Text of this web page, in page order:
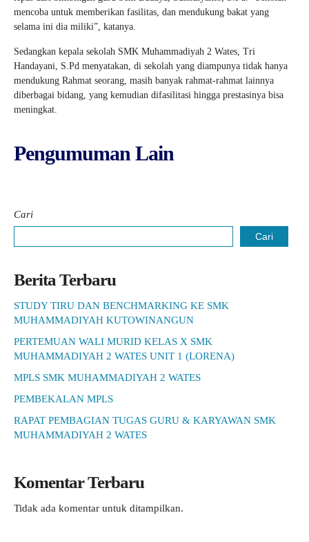
mencoba untuk memberikan fasilitas, dan mendukung bakat yang
selama ini dia miliki”, katanya.
Sedangkan kepala sekolah SMK Muhammadiyah 2 Wates, Tri
Handayani, S.Pd menyatakan, di sekolah yang diampunya tidak hanya
mendukung Rahmat seorang, masih banyak rahmat-rahmat lainnya
diberbagai bidang, yang kemudian difasilitasi hingga prestasinya bisa
meningkat.
Pengumuman Lain
Cari
Cari
Berita Terbaru
STUDY TIRU DAN BENCHMARKING KE SMK
MUHAMMADIYAH KUTOWINANGUN
PERTEMUAN WALI MURID KELAS X SMK
MUHAMMADIYAH 2 WATES UNIT 1 (LORENA)
MPLS SMK MUHAMMADIYAH 2 WATES
PEMBEKALAN MPLS
RAPAT PEMBAGIAN TUGAS GURU & KARYAWAN SMK
MUHAMMADIYAH 2 WATES
Komentar Terbaru
Tidak ada komentar untuk ditampilkan.